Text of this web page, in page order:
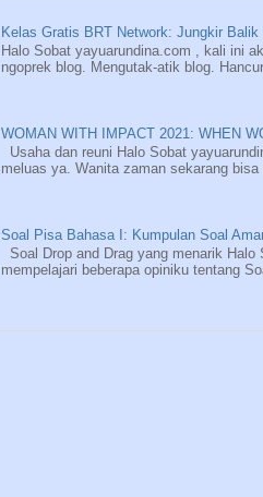
Kelas Gratis BRT Network: Jungkir Balik
Halo Sobat yayuarundina.com , kali ini
ngoprek blog. Mengutak-atik blog.
WOMAN WITH IMPACT 2021: WHEN
Usaha dan reuni Halo Sobat
meluas ya. Wanita zaman sekarang
Soal Pisa Bahasa I: Kumpulan Soal
Soal Drop and Drag yang menarik
mempelajari beberapa opiniku tentang